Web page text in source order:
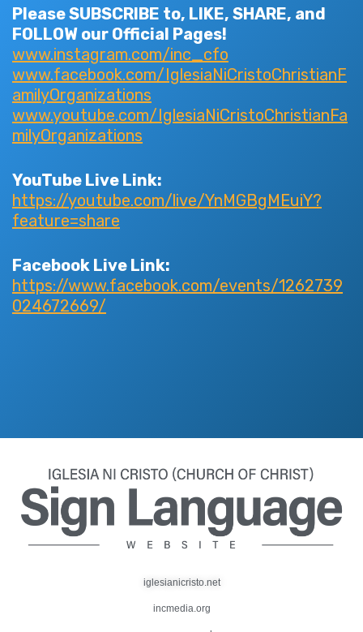
Please SUBSCRIBE to, LIKE, SHARE, and
FOLLOW our Official Pages!
www.instagram.com/inc_cfo
www.facebook.com/IglesiaNiCristoChristianF
amilyOrganizations
www.youtube.com/IglesiaNiCristoChristianFa
milyOrganizations
YouTube Live Link:
https://youtube.com/live/YnMGBgMEuiY?
feature=share
Facebook Live Link:
https://www.facebook.com/events/1262739
024672669/
iglesianicristo.net
incmedia.org